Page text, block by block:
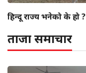
हिन्दू राज्य भनेको के हो ?
ताजा समाचार